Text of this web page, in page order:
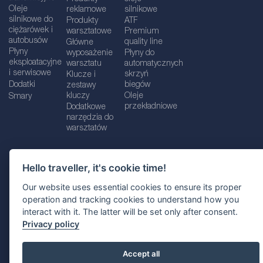
Hello traveller, it's cookie time!
Our website uses essential cookies to ensure its proper
operation and tracking cookies to understand how you
interact with it. The latter will be set only after consent.
Privacy policy
Accept all
Oleje
silnikowe do
ciężarówek i
autobusów
Płyny
eksploatacyjne
i serwisowe
Dodatki
Smary
reklamowe
Produkty
warsztatowe
Główne
wyposażenie
warsztatu
Klucze i
zestawy
kluczy
Dodatkowe
narzędzia do
warsztatów
silnikowe
ATF
Premium
quality line
Płyny do
automatycznych
skrzyń
biegów
Oleje
przekładniowe
Polityka prywatnośc i Polityka Cookie